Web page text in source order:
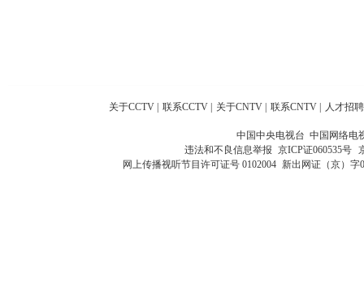
关于CCTV 联系CCTV 关于CNTV 联系CNTV 人才招聘
中国中央电视台 中国网络电
违法和不良信息举报 京ICP证060535号
网上传播视听节目许可证号 0102004 新出网证（京）